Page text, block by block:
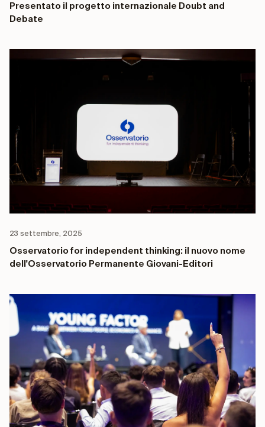
Presentato il progetto internazionale Doubt and
Debate
23 settembre, 2025
Osservatorio for independent thinking: il nuovo nome
dell'Osservatorio Permanente Giovani-Editori